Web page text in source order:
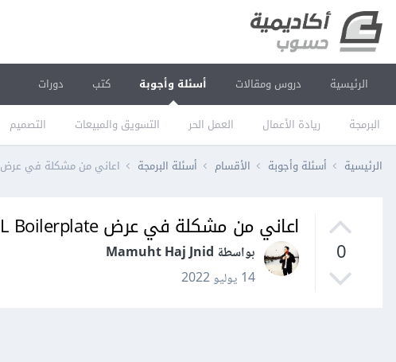
الرئيسية دروس ومقالات أسئلة وأجوبة
البرمجة ريادة الأعمال العمل الحر التسويق والمبيعات التصميم
كتب دورات
الرئيسية أسئلة وأجوبة الأقسام أسئلة البرمجة اعاني من مشكلة في عرض HTML Boilerplate في محرر vs code
0
اعاني من مشكلة في عرض HTML Boilerplate في محرر vs code
بواسطة Mamuht Haj Jnid
14 يوليو 2022